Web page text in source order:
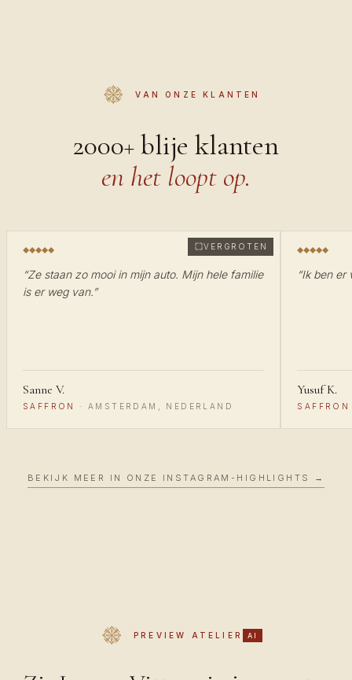
VAN ONZE KLANTEN
2000+ blije klanten
en het loopt op.
VERGROTEN
“Ze staan zo mooi in mijn auto. Mijn hele familie
is er weg van.”
Sanne V.
SAFFRON ·AMSTERDAM, NEDERLAND
“Ik ben er
Yusuf K.
SAFFRON
BEKIJK MEER IN ONZE INSTAGRAM-HIGHLIGHTS →
PREVIEW ATELIER AI